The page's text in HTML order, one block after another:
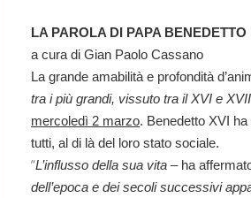
LA PAROLA DI PAPA BENEDETTO
a cura di Gian Paolo Cassano
La grande amabilità e profondità
tra i più grandi, vissuto tra il XVI e
mercoledì 2 marzo. Benedetto XVI
tutti, al di là del loro stato sociale.
“L’influsso della sua vita – ha
dell’epoca e dei secoli successivi